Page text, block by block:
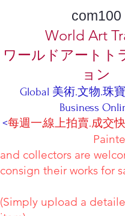
com100
World Art
ワールドアートト
ョン
Global 美術.文物.珠
Business
<每週一,線上拍賣.成交
Painters,
and collectors are
consign their works for
(Simply upload a